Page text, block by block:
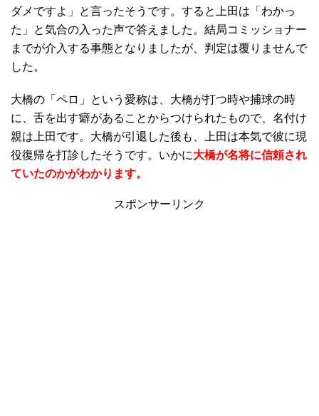
ダメですよ」と言ったそうです。すると上田は「わかっ
た」と気合の入った声で答えました。結局コミッショナー
までが介入する事態となりましたが、判定は覆りませんで
した。
大橋の「ペロ」という愛称は、大橋が打つ時や捕球の時
に、舌を出す癖があることからつけられたもので、名付け
親は上田です。大橋が引退した後も、上田は本気で彼に現
役復帰を打診したそうです。いかに大橋が名将に信頼され
ていたのかがわかります。
スポンサーリンク